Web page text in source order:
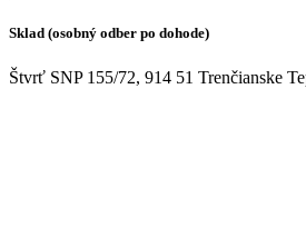
Sklad (osobný odber po dohode)
Štvrť SNP 155/72, 914 51 Trenčianske